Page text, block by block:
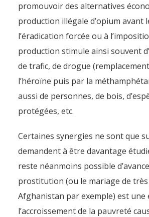
promouvoir des alternatives
production illégale d’opium avant
l’éradication forcée ou à
production stimule ainsi souvent
de trafic, de drogue
l’héroïne puis par la
aussi de personnes, de bois,
protégées, etc.
Certaines synergies ne sont que
demandent à être davantage
reste néanmoins possible
prostitution (ou le mariage de
Afghanistan par exemple) est une
l’accroissement de la pauvreté